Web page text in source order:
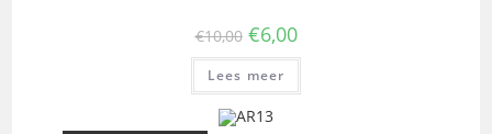
€10,00 €6,00
Lees meer